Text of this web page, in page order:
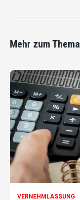
Mehr zum Thema
VERNEHMLASSUNG